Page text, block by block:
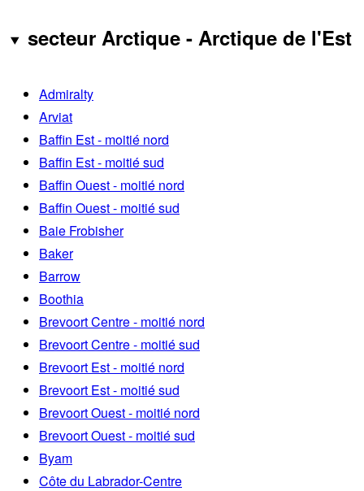
secteur Arctique - Arctique de l'Est
Admiralty
Arviat
Baffin Est - moitié nord
Baffin Est - moitié sud
Baffin Ouest - moitié nord
Baffin Ouest - moitié sud
Baie Frobisher
Baker
Barrow
Boothia
Brevoort Centre - moitié nord
Brevoort Centre - moitié sud
Brevoort Est - moitié nord
Brevoort Est - moitié sud
Brevoort Ouest - moitié nord
Brevoort Ouest - moitié sud
Byam
Côte du Labrador-Centre